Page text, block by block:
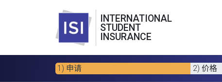
INTERNATIONAL
STUDENT
INSURANCE
1) 申请 2) 价格